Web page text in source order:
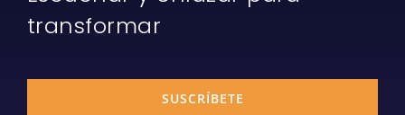
transformar
SUSCRÍBETE